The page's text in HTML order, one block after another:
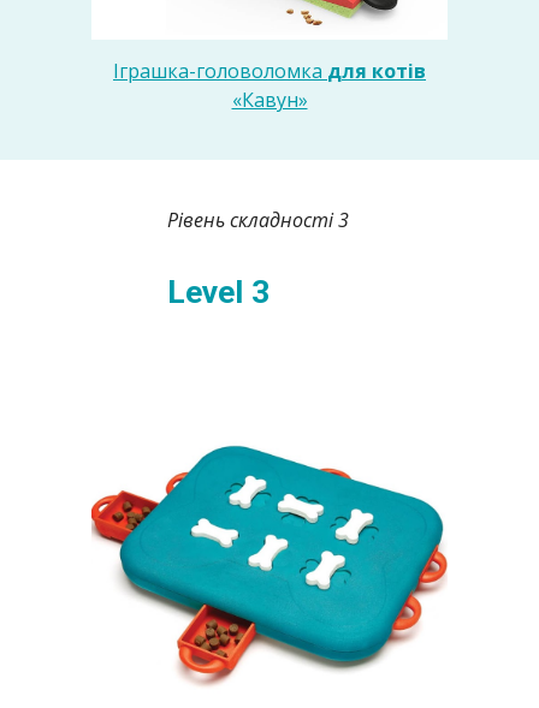
Іграшка-головоломка для котів
«Кавун»
Рівень складності 3
Level 3